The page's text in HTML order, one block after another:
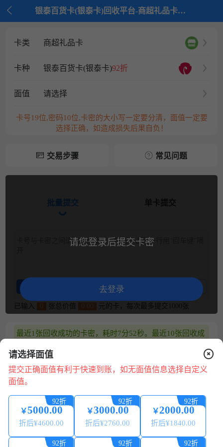
 银泰百货卡(银泰卡)回收平台-商超礼品卡回收平台-京大大回收
卡类 商超礼品卡
卡种 银泰百货卡(银泰卡)92折
面值 请选择
卡号19位,密码10位,卡密的大小写一定要分清，面值一定要
选择正确，如造成损失后果自负！
交易步骤 常见问题
请您登录后提交卡密
去登录
批量提交 单卡提交
卡号与卡密之间请用空格隔开，每张卡占用一行用“回车键”隔
已输入 张总价值 元的卡，每次最多提交1000张
最近1张回收成功的卡密，耗时7分52秒。最近10张回收成
兑换说明
1.平台24小时可提交兑换，可随时提现，系统自动处理。
3.卡券来源正规合法:提现秒到账 微信、支付宝提现0费用。
4.为保证您的账户安全，请配合平台做好相关身份认证，提
现必须保持实名账号一致。
5.本平台只回收合法来源的卡券，严禁使用本平台进行销
赃、诈骗、洗钱等违法犯罪活动。
请选择面值
提交正确面值有利于快速到账，如无面值信息选择自定义
面值。
￥5000.00
折后¥4600.00
92折
￥3000.00
折后¥2760.00
92折
￥2000.00
折后¥1840.00
92折
92折 92折 92折